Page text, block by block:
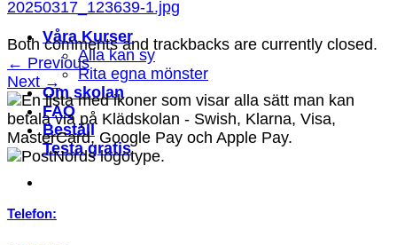
Våra Kurser
Alla kan sy
Rita egna mönster
Om skolan
FAQ
Beställ
Testa gratis
20250317_123639-1.jpg
Both comments and trackbacks are currently closed.
← Previous
Next →
Telefon: